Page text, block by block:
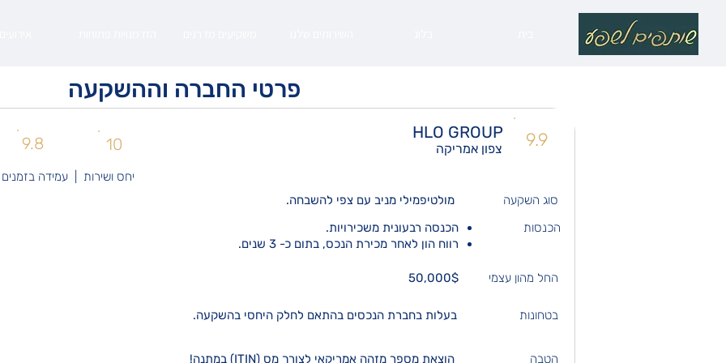
פרטי החברה וההשקעה
9.8 10
HLO GROUP
צפון אמריקה 9.9
יחס ושירות | עמידה
מולטיפמילי מניב עם צפי להשבחה.
סוג השקעה
הכנסות
הכנסה רבעונית משכירויות.
רווח הון לאחר מכירת הנכס, בתום כ- 3 שנים.
50,000$ החל מהון עצמי
בעלות בחברת הנכסים בהתאם לחלק היחסי בהשקעה. בטחונות
הוצאת מספר מזהה אמריקאי לצורך מס (ITIN) במתנה! הטבה